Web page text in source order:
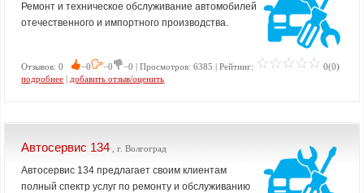
Ремонт и техническое обслуживание автомобилей
отечественного и импортного производства.
Отзывов: 0 −0 −0 −0 | Просмотров: 6385 | Рейтинг:
0(0)
подробнее | добавить отзыв/оценить
Автосервис 134 , г. Волгоград
Автосервис 134 предлагает своим клиентам
полный спектр услуг по ремонту и обслуживанию